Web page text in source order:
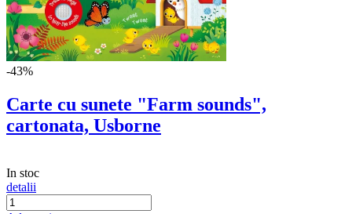
-43%
Carte cu sunete "Farm sounds",
cartonata, Usborne
In stoc
detalii